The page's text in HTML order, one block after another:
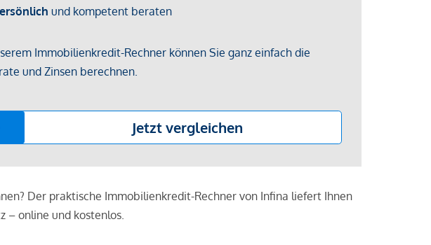
Der praktische Immobilienkredit-Rechner von Infina liefert Ihnen
– online und kostenlos.